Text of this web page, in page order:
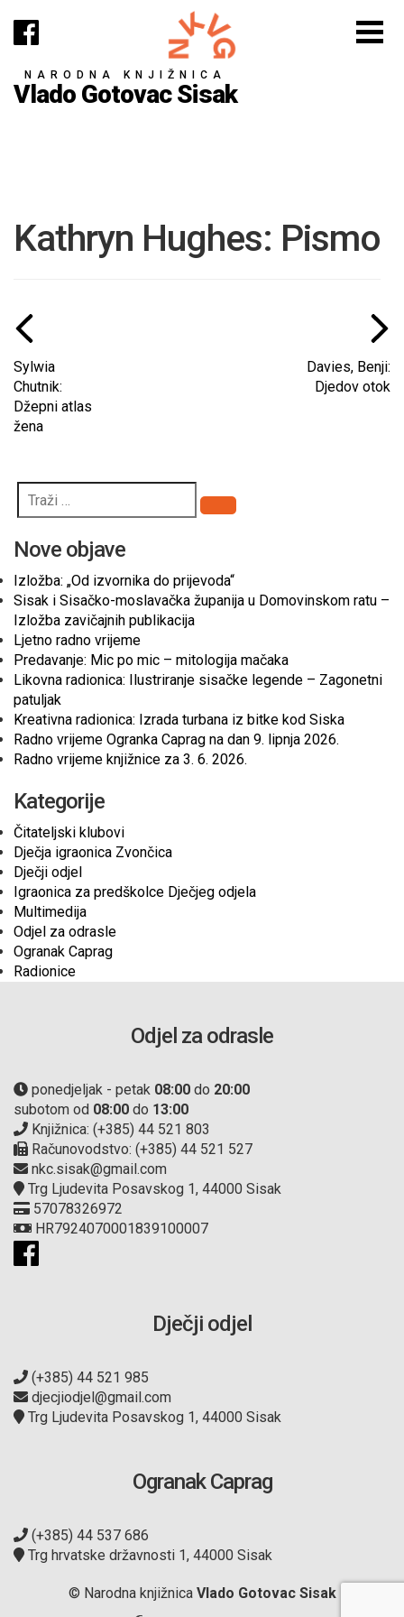
NARODNA KNJIŽNICA
Vlado Gotovac Sisak
Kathryn Hughes: Pismo
Sylwia
Chutnik:
Džepni atlas
žena
Davies, Benji:
Djedov otok
Pretraži
Nove objave
Izložba: „Od izvornika do prijevoda“
Sisak i Sisačko-moslavačka županija u Domovinskom ratu –
Izložba zavičajnih publikacija
Ljetno radno vrijeme
Predavanje: Mic po mic – mitologija mačaka
Likovna radionica: Ilustriranje sisačke legende – Zagonetni
patuljak
Kreativna radionica: Izrada turbana iz bitke kod Siska
Radno vrijeme Ogranka Caprag na dan 9. lipnja 2026.
Radno vrijeme knjižnice za 3. 6. 2026.
Kategorije
Čitateljski klubovi
Dječja igraonica Zvončica
Dječji odjel
Igraonica za predškolce Dječjeg odjela
Multimedija
Odjel za odrasle
Ogranak Caprag
Radionice
Odjel za odrasle
ponedjeljak - petak 08:00 do 20:00
subotom od 08:00 do 13:00
Knjižnica: (+385) 44 521 803
Računovodstvo: (+385) 44 521 527
nkc.sisak@gmail.com
Trg Ljudevita Posavskog 1, 44000 Sisak
57078326972
HR7924070001839100007
Dječji odjel
(+385) 44 521 985
djecjiodjel@gmail.com
Trg Ljudevita Posavskog 1, 44000 Sisak
Ogranak Caprag
(+385) 44 537 686
Trg hrvatske državnosti 1, 44000 Sisak
© Narodna knjižnica Vlado Gotovac Sisak